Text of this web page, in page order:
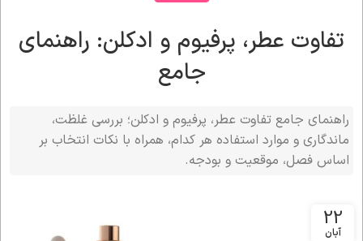
تفاوت عطر، پرفیوم و ادکلن: راهنمای
جامع
راهنمای جامع تفاوت عطر، پرفیوم و ادکلن؛ بررسی غلظت،
ماندگاری و موارد استفاده هر کدام، همراه با نکات انتخاب بر
اساس فصل، موقعیت و بودجه.
22
آبان